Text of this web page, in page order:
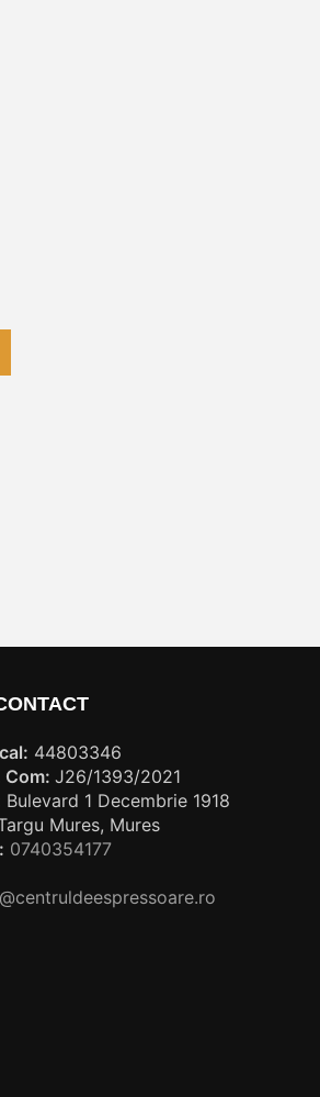
44803346
Com: J26/1393/2021
Bulevard 1 Decembrie 1918
Mures, Mures
0740354177